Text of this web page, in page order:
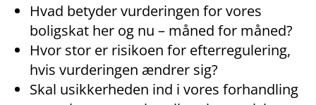
Hvad betyder vurderingen for vores
boligskat her og nu – måned for måned?
Hvor stor er risikoen for efterregulering,
hvis vurderingen ændrer sig?
Skal usikkerheden ind i vores forhandling